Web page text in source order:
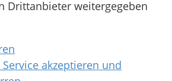
Drittanbieter weitergegeben
akzeptieren und